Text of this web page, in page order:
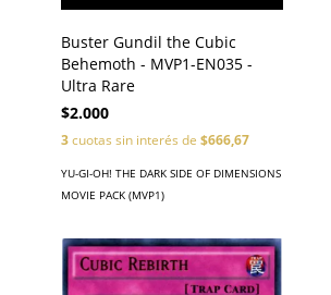
Buster Gundil the Cubic
Behemoth - MVP1-EN035 -
Ultra Rare
$2.000
3cuotas sin interés de $666,67
YU-GI-OH! THE DARK SIDE OF DIMENSIONS
MOVIE PACK (MVP1)